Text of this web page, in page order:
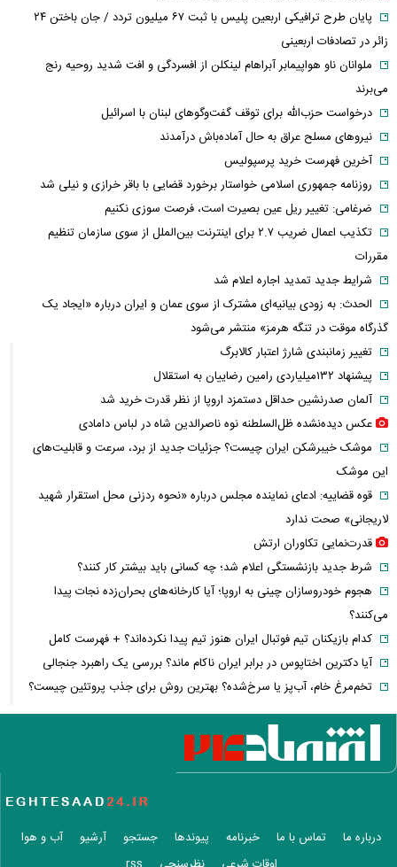
پایان طرح ترافیکی اربعین پلیس با ثبت ۶۷ میلیون تردد / جان باختن ۲۴
زائر در تصادفات اربعینی
ملوانان ناو هواپیمابر آبراهام لینکلن از افسردگی و افت شدید روحیه رنج
می‌برند
درخواست حزب‌الله برای توقف گفت‌وگوهای لبنان با اسرائیل
نیروهای مسلح عراق به حال آماده‌باش درآمدند
آخرین فهرست خرید پرسپولیس
روزنامه جمهوری اسلامی خواستار برخورد قضایی با باقر خرازی و نیلی شد
ضرغامی: تغییر ریل عین بصیرت است، فرصت سوزی نکنیم
تکذیب اعمال ضریب ۲.۷ برای اینترنت بین‌الملل از سوی سازمان تنظیم
مقررات
شرایط جدید تمدید اجاره اعلام شد
الحدث: به زودی بیانیه‌ای مشترک از سوی عمان و ایران درباره «ایجاد یک
گذرگاه موقت در تنگه هرمز» منتشر می‌شود
تغییر زمانبندی‌ شارژ اعتبار کالابرگ
پیشنهاد ۱۳۲میلیاردی رامین رضاییان به استقلال
آلمان صدرنشین حداقل دستمزد اروپا از نظر قدرت خرید شد
عکس دیده‌نشده ظل‌السلطنه نوه ناصرالدین شاه در لباس دامادی
موشک خیبرشکن ایران چیست؟ جزئیات جدید از برد، سرعت و قابلیت‌های
این موشک
قوه قضاییه: ادعای نماینده مجلس درباره «نحوه ردزنی محل استقرار شهید
لاریجانی» صحت ندارد
قدرت‌نمایی تکاوران ارتش
شرط جدید بازنشستگی اعلام شد؛ چه کسانی باید بیشتر کار کنند؟
هجوم خودروسازان چینی به اروپا؛ آیا کارخانه‌های بحران‌زده نجات پیدا
می‌کنند؟
کدام بازیکنان تیم فوتبال ایران هنوز تیم پیدا نکرده‌اند؟ + فهرست کامل
آیا دکترین اختاپوس در برابر ایران ناکام ماند؟ بررسی یک راهبرد جنجالی
تخم‌مرغ خام، آب‌پز یا سرخ‌شده؟ بهترین روش برای جذب پروتئین چیست؟
پشت پرده خودکفایی دارویی؛ چرا واردات همچنان حرف اول را می‌زند؟
حمله خلبانان ایرانی به پایگاه آمریکا بدون GPS
شرایط تغییر نام خانوادگی و شناسنامه اعلام شد+ مراحل، مدارک لازم و قوانین
مصرف لبنیات یک‌چهارم شد؛ قیمت شیر باز هم افزایش می‌یابد؟ / هشدار
درباره ما تماس با ما خبرنامه پیوندها جستجو آرشیو
آب و هوا